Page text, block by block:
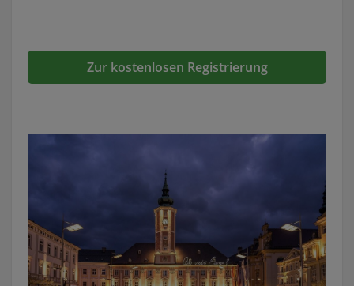
Zur kostenlosen Registrierung